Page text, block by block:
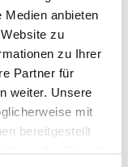
Medien anbieten
zu
zu Ihrer
Partner für
weiter. Unsere
mit
bereitgestellt